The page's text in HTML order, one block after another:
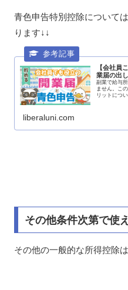
青色申告特別控除について
ります↓↓
【会社員
業届の出
副業で給与
ません。こ
リットにつ
liberaluni.com
その他条件次第で使
その他の一般的な所得控除